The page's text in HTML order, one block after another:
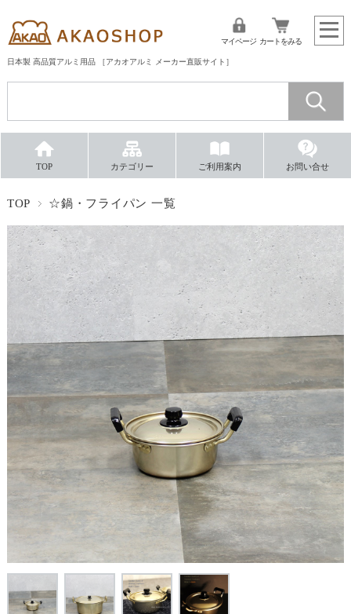
日本製 高品質アルミ用品 ［アカオアルミ メーカー直販サイト］
マイページ カートをみる
TOP カテゴリー ご利用案内 お問い合せ
TOP ☆鍋・フライパン 一覧